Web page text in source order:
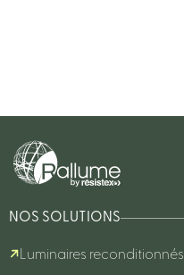
NOS SOLUTIONS
Luminaires reconditionnés